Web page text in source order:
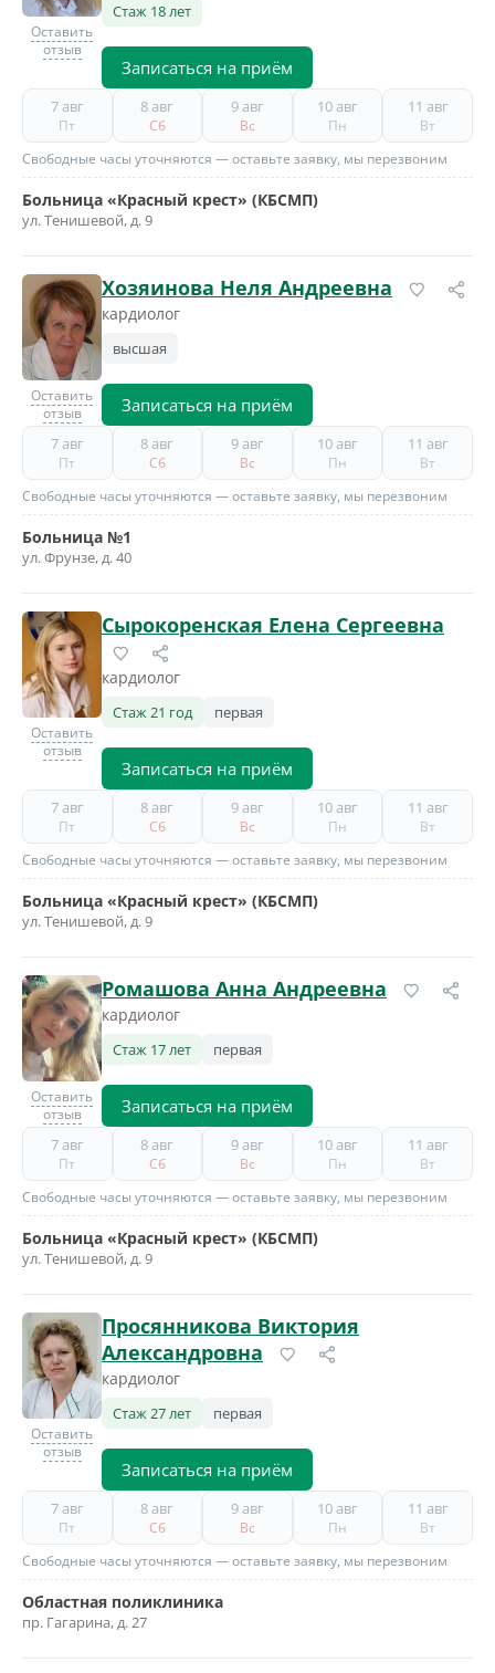
Оставить
отзыв
Стаж 18 лет
Записаться на приём
7 авг
Пт
8 авг
Сб
9 авг
Вс
10 авг
Пн
11 авг
Вт
Свободные часы уточняются — оставьте заявку, мы перезвоним
Больница «Красный крест» (КБСМП)
ул. Тенишевой, д. 9
Оставить
отзыв
Хозяинова Неля Андреевна
кардиолог
высшая
Записаться на приём
7 авг
Пт
8 авг
Сб
9 авг
Вс
10 авг
Пн
11 авг
Вт
Свободные часы уточняются — оставьте заявку, мы перезвоним
Больница №1
ул. Фрунзе, д. 40
Оставить
отзыв
Сырокоренская Елена Сергеевна
кардиолог
Стаж 21 год первая
Записаться на приём
7 авг
Пт
8 авг
Сб
9 авг
Вс
10 авг
Пн
11 авг
Вт
Свободные часы уточняются — оставьте заявку, мы перезвоним
Больница «Красный крест» (КБСМП)
ул. Тенишевой, д. 9
Оставить
отзыв
Ромашова Анна Андреевна
кардиолог
Стаж 17 лет первая
Записаться на приём
7 авг
Пт
8 авг
Сб
9 авг
Вс
10 авг
Пн
11 авг
Вт
Свободные часы уточняются — оставьте заявку, мы перезвоним
Больница «Красный крест» (КБСМП)
ул. Тенишевой, д. 9
Оставить
отзыв
Просянникова Виктория
Александровна
кардиолог
Стаж 27 лет первая
Записаться на приём
7 авг
Пт
8 авг
Сб
9 авг
Вс
10 авг
Пн
11 авг
Вт
Свободные часы уточняются — оставьте заявку, мы перезвоним
Областная поликлиника
пр. Гагарина, д. 27